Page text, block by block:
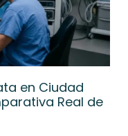
en Ciudad
Real de